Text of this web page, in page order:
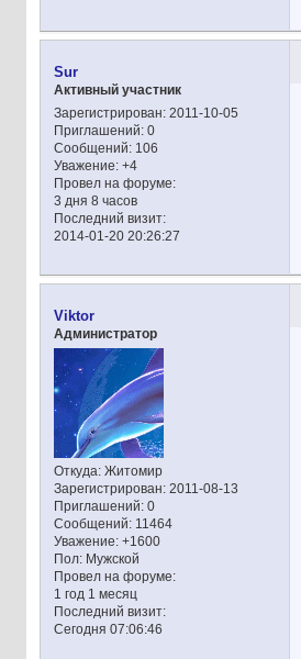
Sur
Активный участник
Зарегистрирован: 2011-10-05
Приглашений:0
Сообщений:106
Уважение: +4
Провел на форуме:
3 дня 8 часов
Последний визит:
2014-01-20 20:26:27
Viktor
Администратор
Откуда:Житомир
Зарегистрирован: 2011-08-13
Приглашений:0
Сообщений:11464
Уважение: +1600
Пол:Мужской
Провел на форуме:
1 год 1 месяц
Последний визит:
Сегодня 07:06:46